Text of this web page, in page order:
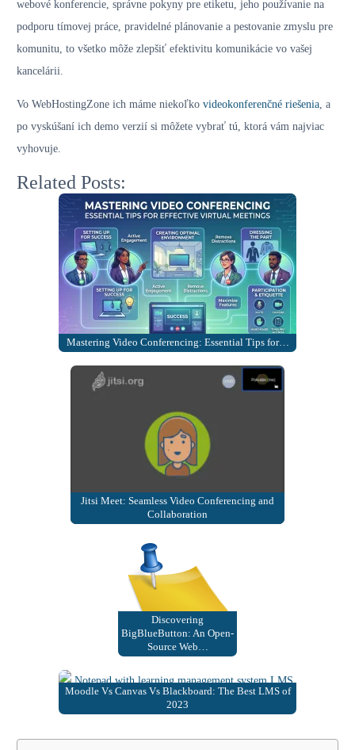
webové konferencie, správne pokyny pre etiketu, jeho používanie na
podporu tímovej práce, pravidelné plánovanie a pestovanie zmyslu pre
komunitu, to všetko môže zlepšiť efektivitu komunikácie vo vašej
kancelárii.
Vo WebHostingZone ich máme niekoľko videokonferenčné riešenia, a
po vyskúšaní ich demo verzií si môžete vybrať tú, ktorá vám najviac
vyhovuje.
Related Posts:
Mastering Video Conferencing: Essential Tips for…
Jitsi Meet: Seamless Video Conferencing and
Collaboration
Discovering
BigBlueButton: An Open-
Source Web…
Moodle Vs Canvas Vs Blackboard: The Best LMS of
2023